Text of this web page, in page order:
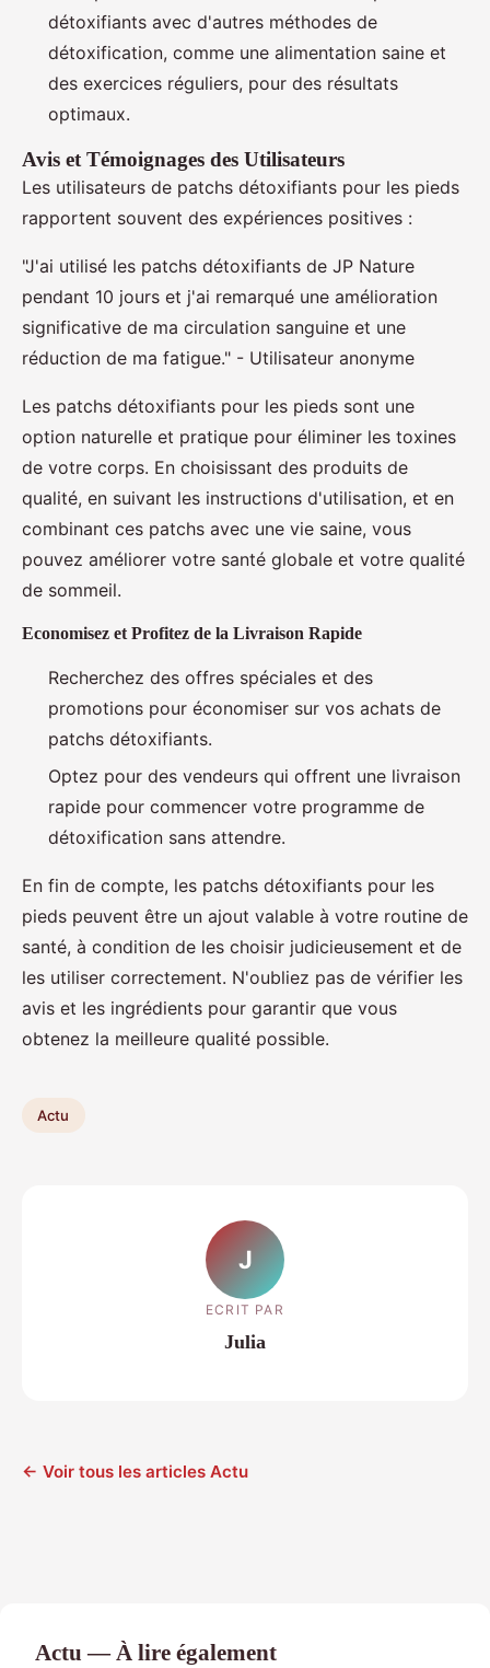
détoxifiants avec d'autres méthodes de
détoxification, comme une alimentation saine et
des exercices réguliers, pour des résultats
optimaux.
Avis et Témoignages des Utilisateurs
Les utilisateurs de patchs détoxifiants pour les pieds
rapportent souvent des expériences positives :
"J'ai utilisé les patchs détoxifiants de JP Nature
pendant 10 jours et j'ai remarqué une amélioration
significative de ma circulation sanguine et une
réduction de ma fatigue." - Utilisateur anonyme
Les patchs détoxifiants pour les pieds sont une
option naturelle et pratique pour éliminer les toxines
de votre corps. En choisissant des produits de
qualité, en suivant les instructions d'utilisation, et en
combinant ces patchs avec une vie saine, vous
pouvez améliorer votre santé globale et votre qualité
de sommeil.
Economisez et Profitez de la Livraison Rapide
Recherchez des offres spéciales et des
promotions pour économiser sur vos achats de
patchs détoxifiants.
Optez pour des vendeurs qui offrent une livraison
rapide pour commencer votre programme de
détoxification sans attendre.
En fin de compte, les patchs détoxifiants pour les
pieds peuvent être un ajout valable à votre routine de
santé, à condition de les choisir judicieusement et de
les utiliser correctement. N'oubliez pas de vérifier les
avis et les ingrédients pour garantir que vous
obtenez la meilleure qualité possible.
Actu
J
ECRIT PAR
Julia
← Voir tous les articles Actu
Actu — À lire également